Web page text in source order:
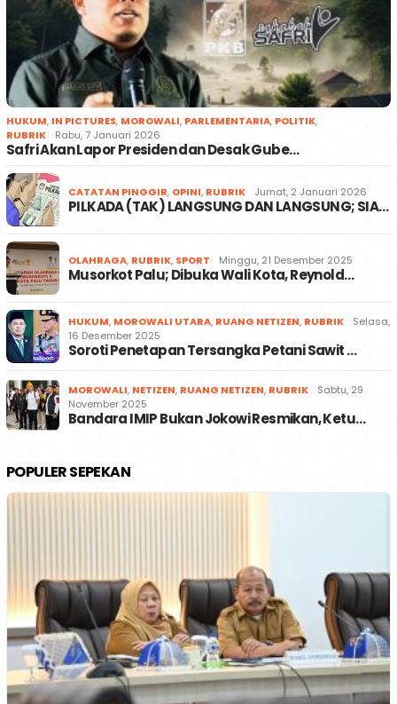
HUKUM, IN PICTURES, MOROWALI, PARLEMENTARIA, POLITIK,
RUBRIK
Rabu, 7 Januari 2026
Safri Akan Lapor Presiden dan Desak Gube…
CATATAN PINGGIR, OPINI, RUBRIK Jumat, 2 Januari 2026
PILKADA (TAK) LANGSUNG DAN LANGSUNG; SIA…
OLAHRAGA, RUBRIK, SPORT Minggu, 21 Desember 2025
Musorkot Palu; Dibuka Wali Kota, Reynold…
HUKUM, MOROWALI UTARA, RUANG NETIZEN, RUBRIK
Selasa,
16 Desember 2025
Soroti Penetapan Tersangka Petani Sawit …
MOROWALI, NETIZEN, RUANG NETIZEN, RUBRIK
Sabtu, 29
November 2025
Bandara IMIP Bukan Jokowi Resmikan, Ketu…
POPULER SEPEKAN